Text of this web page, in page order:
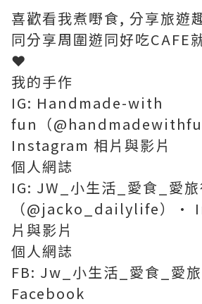
喜歡看我煮嘢食, 分享旅遊
同分享周圍遊同好吃CAFE
❤️
我的手作
IG: Handmade-with
fun（
Instagram 相片與影片
個人網誌
IG: JW_小生活_愛食_愛旅
（@jacko_dailylife）•
片與影片
個人網誌
FB: Jw_小生活_愛食_愛
Facebook